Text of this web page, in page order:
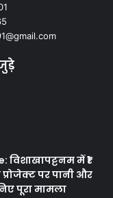
में ₹1
पर पानी और
पूरा मामला